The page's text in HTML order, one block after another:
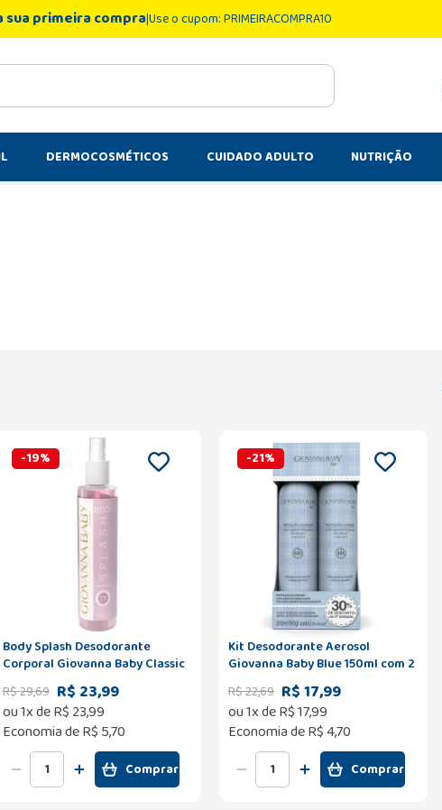
sua primeira compraUse o cupom: PRIMEIRACOMPRA10
DERMOCOSMÉTICOS CUIDADO ADULTO NUTRIÇÃO
-19%
Body Splash Desodorante
Corporal Giovanna Baby Classic
260ml
R$29,69 R$ 23,99
ou1x deR$ 23,99
Economia deR$ 5,70
Comprar
-21%
Kit Desodorante Aerosol
Giovanna Baby Blue 150ml com 2
Unidades 30% de Desconto na
2º Unidade
R$22,69 R$ 17,99
ou1x deR$17,99
Economia deR$ 4,70
Comprar